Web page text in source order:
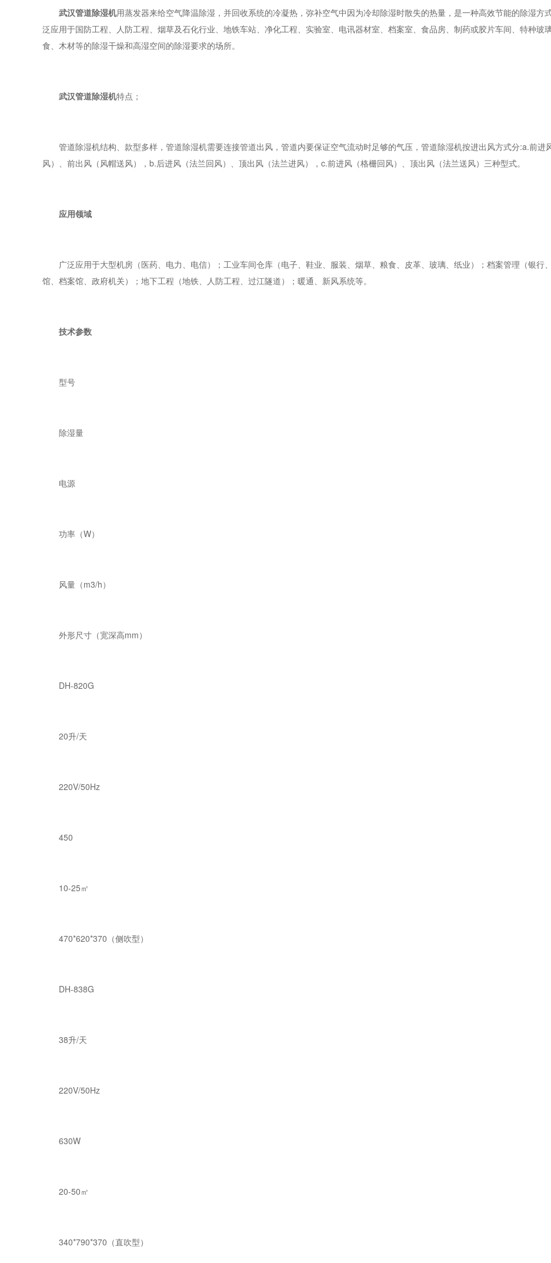
武汉管道除湿机用蒸发器来给空气降温除湿，并回收系统的冷凝热，弥补空气中因为冷却除湿时散失的热量，是一种高效节能的除湿方
泛应用于国防工程、人防工程、烟草及石化行业、地铁车站、净化工程、实验室、电讯器材室、档案室、食品房、制药或胶片车间、特种玻
食、木材等的除湿干燥和高湿空间的除湿要求的场所。
武汉管道除湿机特点；
管道除湿机结构、款型多样，管道除湿机需要连接管道出风，管道内要保证空气流动时足够的气压，管道除湿机按进出风方式分:a.前进
风）、前出风（风帽送风），b.后进风（法兰回风）、顶出风（法兰进风），c.前进风（格栅回风）、顶出风（法兰送风）三种型式。
应用领域
广泛应用于大型机房（医药、电力、电信）；工业车间仓库（电子、鞋业、服装、烟草、粮食、皮革、玻璃、纸业）；档案管理（银行
馆、档案馆、政府机关）；地下工程（地铁、人防工程、过江隧道）；暖通、新风系统等。
技术参数
型号
除湿量
电源
功率（W）
风量（m3/h）
外形尺寸（宽深高mm）
DH-820G
20升/天
220V/50Hz
450
10-25㎡
470*620*370（侧吹型）
DH-838G
38升/天
220V/50Hz
630W
20-50㎡
340*790*370（直吹型）